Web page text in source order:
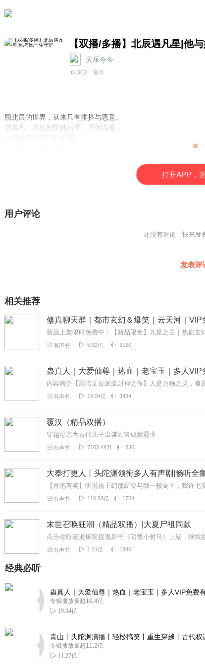
【双播/多播】北辰遇凡星|他
天乐今今
302 6
顾北辰的世界，从来只有排挤与恶意。
是洛凡，在福利院伸出手，予他温暖，
打开APP，
用户评论
还没有评论，快来发
发表评
相关推荐
修真聊天群｜都市玄幻＆爆笑｜云天河｜VIP
有声书 5.92亿 3120
蛊真人｜大爱仙尊｜热血｜老宝玉｜多人VIP
有声书 19.04亿 3434
覆汉（精品双播）
穿越母亲为古代儿子出谋划策成就霸业
有声书 7103.49万 836
大奉打更人丨头陀渊领衔多人有声剧|畅听全
有声书 110.58亿 1754
末世召唤狂潮（精品双播）|大夏尸祖同款
有声书 1.21亿 1846
经典必听
蛊真人｜大爱仙尊｜热血｜老宝玉｜多人VIP免费
专辑播放量超19.4亿
19.04亿
青山丨头陀渊演播丨轻松搞笑丨重生穿越丨古代权
专辑播放量超11.2亿
11.27亿